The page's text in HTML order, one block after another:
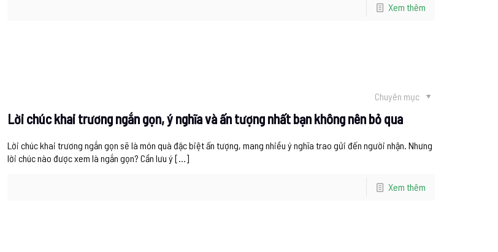
Xem thêm
Chuyên mục
Lời chúc khai trương ngắn gọn, ý nghĩa và ấn tượng nhất bạn không nên bỏ qua
Lời chúc khai trương ngắn gọn sẽ là món quà đặc biệt ấn tượng, mang nhiều ý nghĩa trao gửi đến người nhận. Nhưng
lời chúc nào được xem là ngắn gọn? Cần lưu ý[…]
Xem thêm